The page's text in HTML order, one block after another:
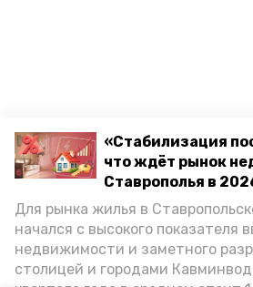
«Стабилизация
что ждёт рынок
Ставрополья в
Для рынка жилья в
начался с высокого показателя
недвижимости и заметного
столицей и городами